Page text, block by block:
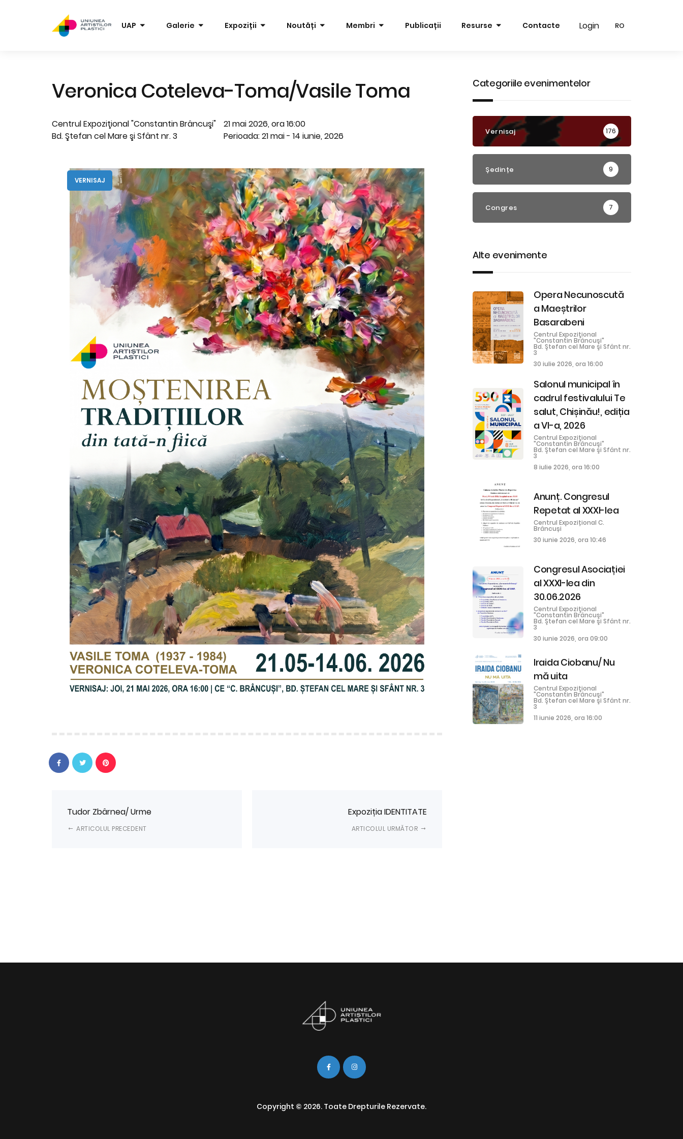
Login
UAP Galerie Expoziții Noutăți Membri Publicații Resurse Contacte Login RO
Veronica Coteleva-Toma/Vasile Toma
Centrul Expoziţional "Constantin Brâncuşi"
Bd. Ştefan cel Mare şi Sfânt nr. 3
21 mai 2026, ora 16:00
Perioada: 21 mai - 14 iunie, 2026
VERNISAJ
Tudor Zbârnea/ Urme
ARTICOLUL PRECEDENT
Expoziția IDENTITATE
ARTICOLUL URMĂTOR
Categoriile evenimentelor
Vernisaj 176
Ședințe 9
Congres 7
Alte evenimente
Opera Necunoscută
a Maeștrilor
Basarabeni
Centrul Expoziţional
"Constantin Brâncuşi"
Bd. Ştefan cel Mare şi Sfânt nr.
3
30 iulie 2026, ora 16:00
Salonul municipal în
cadrul festivalului Te
salut, Chișinău!, ediția
a VI-a, 2026
Centrul Expoziţional
"Constantin Brâncuşi"
Bd. Ştefan cel Mare şi Sfânt nr.
3
8 iulie 2026, ora 16:00
Anunț. Congresul
Repetat al XXXI-lea
Centrul Expozițional C.
Brâncuși
30 iunie 2026, ora 10:46
Congresul Asociației
al XXXI-lea din
30.06.2026
Centrul Expoziţional
"Constantin Brâncuşi"
Bd. Ştefan cel Mare şi Sfânt nr.
3
30 iunie 2026, ora 09:00
Iraida Ciobanu/ Nu
mă uita
Centrul Expoziţional
"Constantin Brâncuşi"
Bd. Ştefan cel Mare şi Sfânt nr.
3
11 iunie 2026, ora 16:00
Copyright © 2026. Toate Drepturile Rezervate.